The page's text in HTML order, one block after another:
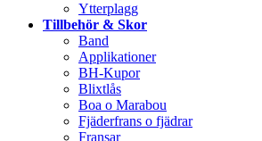
Ytterplagg
Tillbehör & Skor
Band
Applikationer
BH-Kupor
Blixtlås
Boa o Marabou
Fjäderfrans o fjädrar
Fransar